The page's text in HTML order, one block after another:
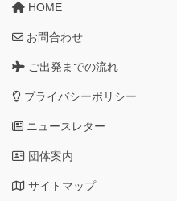
HOME
お問合わせ
ご出発までの流れ
プライバシーポリシー
ニュースレター
団体案内
サイトマップ